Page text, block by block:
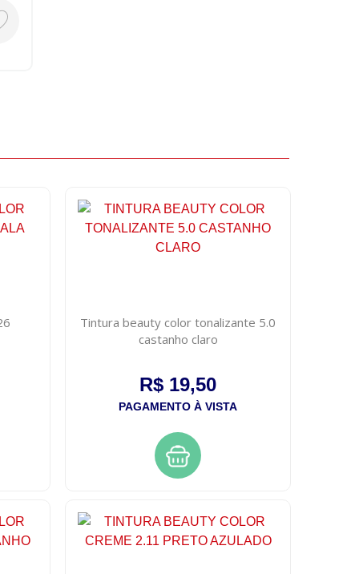
Tintura beauty color tonalizante 5.0
castanho claro
R$ 19,50
PAGAMENTO À VISTA